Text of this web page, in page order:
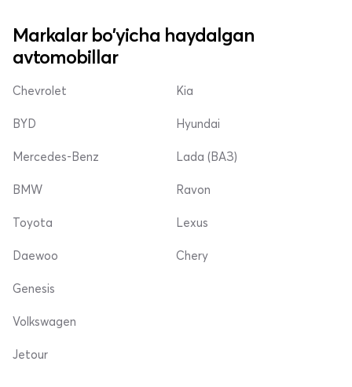
Markalar bo'yicha haydalgan
avtomobillar
Chevrolet
BYD
Mercedes-Benz
Kia
Hyundai
Lada (ВАЗ)
BMW
Toyota
Daewoo
Ravon
Lexus
Chery
Genesis
Volkswagen
Jetour